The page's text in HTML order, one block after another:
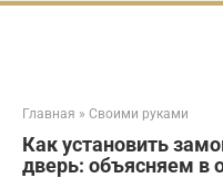
Главная » Своими руками
Как установить
дверь: объясняем в